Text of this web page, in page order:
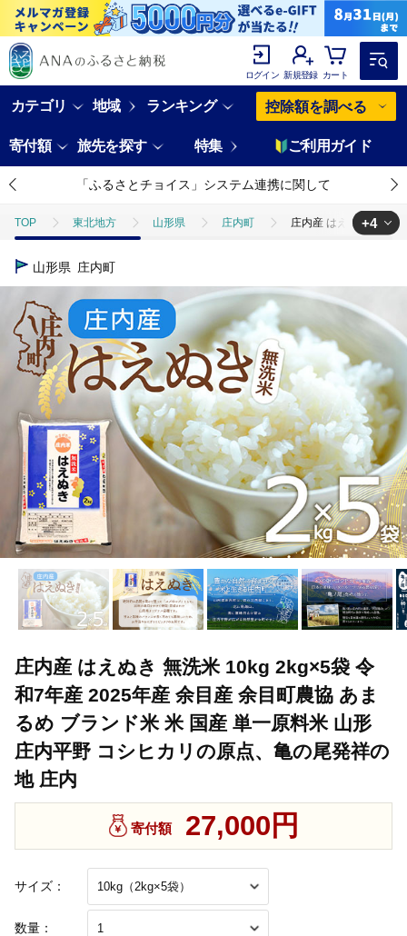
ログイン 新規登録 カート
カテゴリ 地域 ランキング 控除額を調べる
寄付額 旅先を探す 特集 ご利用ガイド
「ふるさとチョイス」システム連携に関して
TOP 東北地方 山形県 庄内町 庄内産 はえぬき 無洗
TOP
庄内産 はえぬき 無洗米 10kg 2kg×5袋
TOP 米・穀物 米 無洗米 庄内産 はえぬき 無洗米
TOP 米・穀物 米 はえぬき 庄内産 はえぬき 無洗米
+4
山形県 庄内町
庄内産 はえぬき 無洗米 10kg 2kg×5袋 令
和7年産 2025年産 余目産 余目町農協 あま
るめ ブランド米 米 国産 単一原料米 山形
庄内平野 コシヒカリの原点、亀の尾発祥の
地 庄内
サイズ：
数量：
寄付額 27,000円